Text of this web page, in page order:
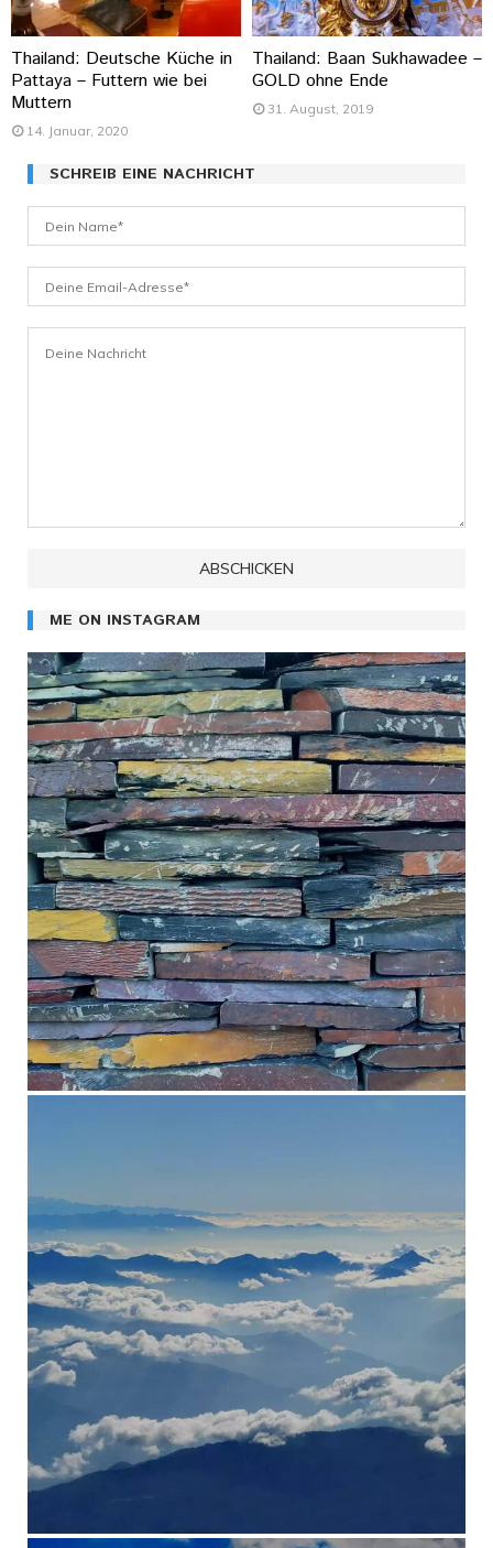
Thailand: Deutsche Küche in
Pattaya – Futtern wie bei
Muttern
14. Januar, 2020
Thailand: Baan Sukhawadee –
GOLD ohne Ende
31. August, 2019
SCHREIB EINE NACHRICHT
ME ON INSTAGRAM